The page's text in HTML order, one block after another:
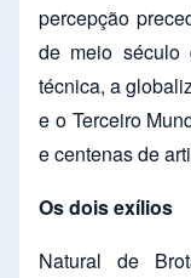
percepção
de meio século
técnica, a
e o Terceiro
e centenas de
Os dois exílios
Natural de